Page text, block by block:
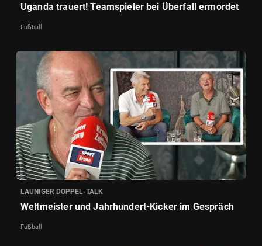
Uganda trauert! Teamspieler bei Überfall ermordet
Fußball
LAUNIGER DOPPEL-TALK
Weltmeister und Jahrhundert-Kicker im Gespräch
Fußball